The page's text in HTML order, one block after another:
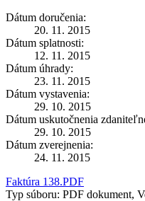
Dátum doručenia:
20. 11. 2015
Dátum splatnosti:
12. 11. 2015
Dátum úhrady:
23. 11. 2015
Dátum vystavenia:
29. 10. 2015
Dátum uskutočnenia
29. 10. 2015
Dátum zverejnenia:
24. 11. 2015
Faktúra 138.PDF
Typ súboru: PDF dokument,